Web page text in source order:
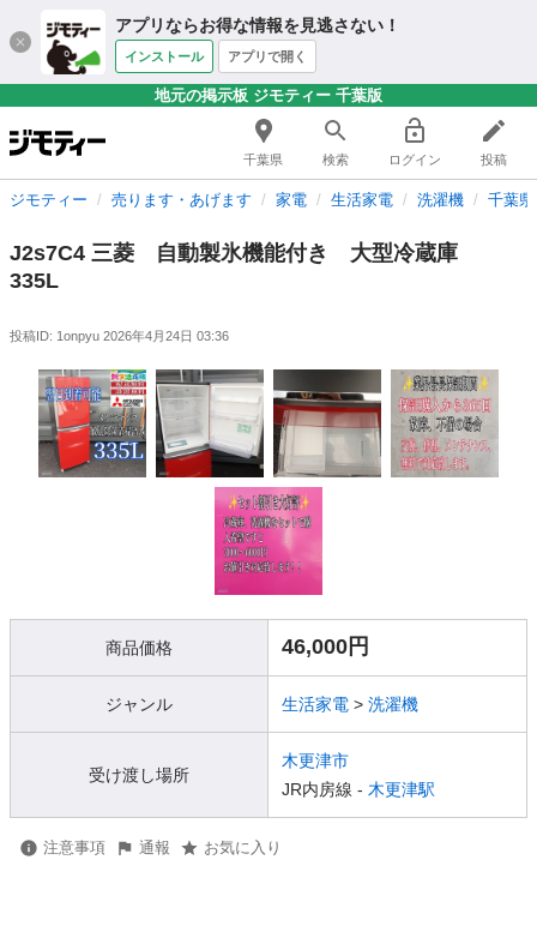
アプリならお得な情報を見逃さない！
インストール アプリで開く
地元の掲示板 ジモティー 千葉版
千葉県 検索 ログイン 投稿
ジモティー 売ります・あげます 家電 生活家電 洗濯機 千葉
J2s7C4 三菱 自動製氷機能付き 大型冷蔵庫
335L
投稿ID: 1onpyu 2026年4月24日 03:36
商品価格 46,000円
ジャンル 生活家電 > 洗濯機
受け渡し場所
木更津市
JR内房線 - 木更津駅
注意事項 通報 お気に入り